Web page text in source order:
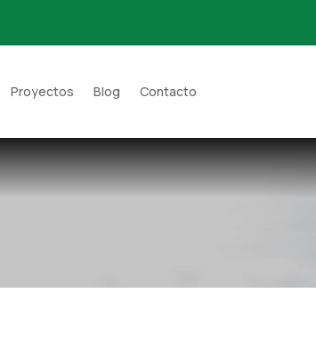
Proyectos Blog Contacto